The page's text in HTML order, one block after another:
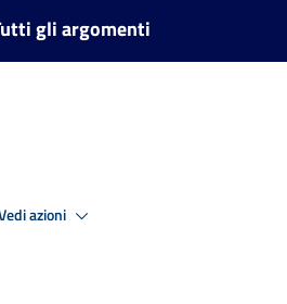
gli argomenti
azioni